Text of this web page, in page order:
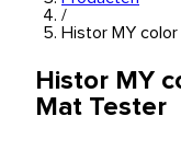
/
Histor MY
Histor MY
Mat Tester